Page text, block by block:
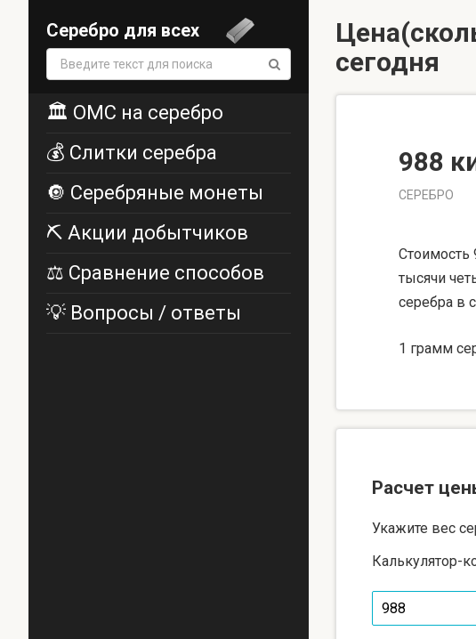
Серебро для всех
Поиск:
🏛️ ОМС на серебро
💰 Слитки серебра
🔘 Серебряные монеты
⛏️ Акции добытчиков
⚖️ Сравнение способов
💡 Вопросы / ответы
сегодня
988
СЕРЕБРО
Стоимость
тысячи
серебра в
1 грамм
Расчет
Укажите вес
Калькулятор-